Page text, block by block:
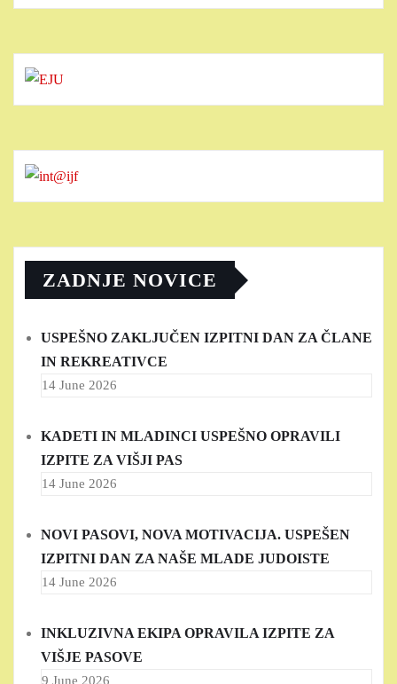
ZADNJE NOVICE
USPEŠNO ZAKLJUČEN IZPITNI DAN ZA ČLANE
IN REKREATIVCE
14 June 2026
KADETI IN MLADINCI USPEŠNO OPRAVILI
IZPITE ZA VIŠJI PAS
14 June 2026
NOVI PASOVI, NOVA MOTIVACIJA. USPEŠEN
IZPITNI DAN ZA NAŠE MLADE JUDOISTE
14 June 2026
INKLUZIVNA EKIPA OPRAVILA IZPITE ZA
VIŠJE PASOVE
9 June 2026